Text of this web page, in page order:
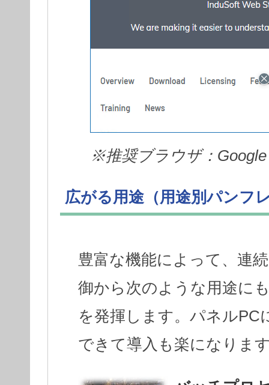
※推奨ブラウザ：
広がる用途（用途別パンフ
豊富な機能によって、連
御から次のような用途に
を発揮します。パネルPC
できて導入も楽になりま